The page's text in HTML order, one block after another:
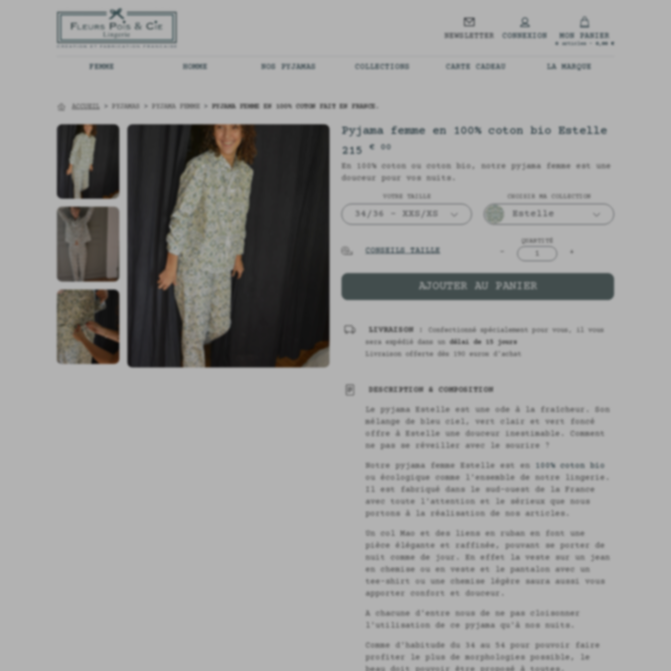
NEWSLETTER CONNEXION MON PANIER
0articles - 0,00 €
FEMME HOMME NOS PYJAMAS COLLECTIONS CARTE CADEAU LA MARQUE
ACCUEIL > PYJAMAS > PYJAMA FEMME > PYJAMA FEMME EN 100% COTON FAIT EN FRANCE.
Pyjama femme en 100% coton bio Estelle
215€ 00
En 100% coton ou coton bio, notre pyjama femme est une
douceur pour vos nuits.
34/36 - XXS/XS
CHOISIR MA COLLECTION
Estelle
QUANTITÉ
+
CONSEILS TAILLE
AJOUTER AU PANIER
LIVRAISON :
Confectionné spécialement pour vous, il vous
sera expédié dans un délai de 15 jours
Livraison offerte dès 190 euros d'achat
DESCRIPTION & COMPOSITION
Le pyjama Estelle est une ode à la fraîcheur. Son
mélange de bleu ciel, vert clair et vert foncé
offre à Estelle une douceur inestimable. Comment
ne pas se réveiller avec le sourire ?
Notre pyjama femme Estelle est en
100% coton bio
ou écologique comme l'ensemble de notre lingerie.
Il est fabriqué dans le sud-ouest de la France
avec toute l'attention et le sérieux que nous
portons à la réalisation de nos articles.
Un col Mao et des liens en ruban en font une
pièce élégante et raffinée, pouvant se porter de
nuit comme de jour. En effet la veste sur un jean
en chemise ou en veste et le pantalon avec un
tee-shirt ou une chemise légère saura aussi vous
apporter confort et douceur.
A chacune d'entre nous de ne pas cloisonner
l'utilisation de ce pyjama qu'à nos nuits.
Comme d'habitude du 34 au 54 pour pouvoir faire
profiter le plus de morphologies possible, le